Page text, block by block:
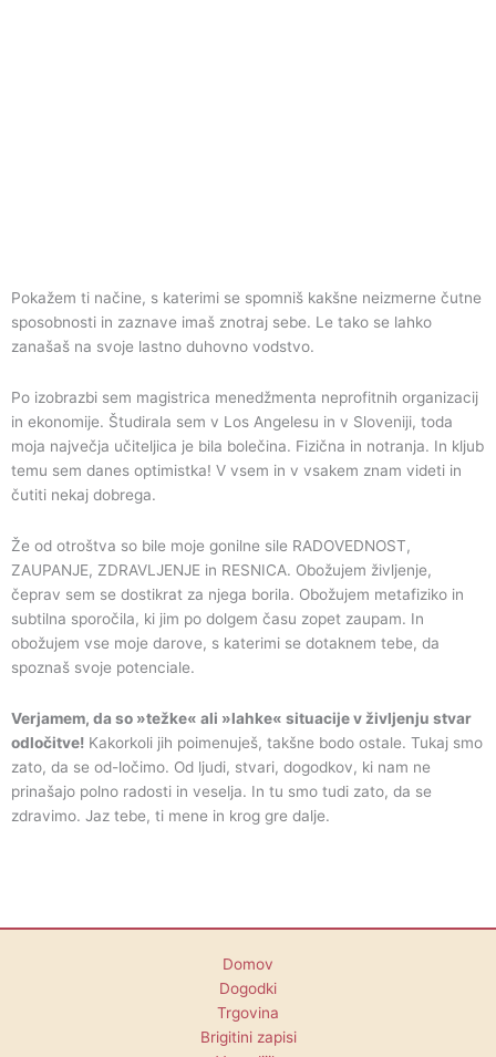
Pokažem ti načine, s katerimi se spomniš kakšne neizmerne čutne
sposobnosti in zaznave imaš znotraj sebe. Le tako se lahko
zanašaš na svoje lastno duhovno vodstvo.
Po izobrazbi sem magistrica menedžmenta neprofitnih organizacij
in ekonomije. Študirala sem v Los Angelesu in v Sloveniji, toda
moja največja učiteljica je bila bolečina. Fizična in notranja. In kljub
temu sem danes optimistka! V vsem in v vsakem znam videti in
čutiti nekaj dobrega.
Že od otroštva so bile moje gonilne sile RADOVEDNOST,
ZAUPANJE, ZDRAVLJENJE in RESNICA. Obožujem življenje,
čeprav sem se dostikrat za njega borila. Obožujem metafiziko in
subtilna sporočila, ki jim po dolgem času zopet zaupam. In
obožujem vse moje darove, s katerimi se dotaknem tebe, da
spoznaš svoje potenciale.
Verjamem, da so »težke« ali »lahke« situacije v življenju stvar
odločitve! Kakorkoli jih poimenuješ, takšne bodo ostale. Tukaj smo
zato, da se od-ločimo. Od ljudi, stvari, dogodkov, ki nam ne
prinašajo polno radosti in veselja. In tu smo tudi zato, da se
zdravimo. Jaz tebe, ti mene in krog gre dalje.
Domov
Dogodki
Trgovina
Brigitini zapisi